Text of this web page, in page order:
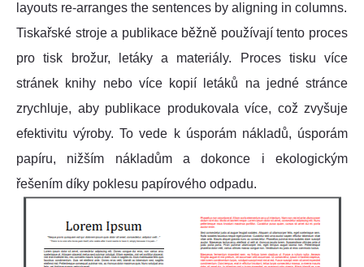
layouts re-arranges the sentences by aligning in columns.
Tiskařské stroje a publikace běžně používají tento proces
pro tisk brožur, letáky a materiály. Proces tisku více
stránek knihy nebo více kopií letáků na jedné stránce
zrychluje, aby publikace produkovala více, což zvyšuje
efektivitu výroby. To vede k úsporám nákladů, úsporám
papíru, nižším nákladům a dokonce i ekologickým
řešením díky poklesu papírového odpadu.